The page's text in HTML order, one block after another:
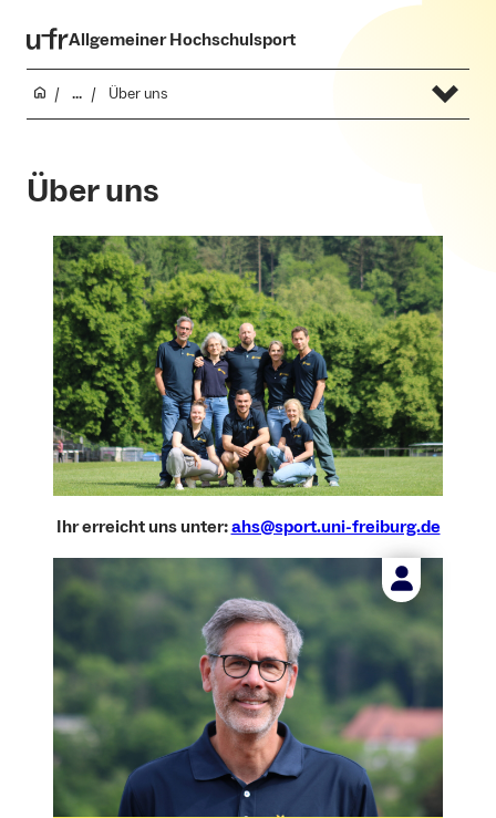
Allgemeiner Hochschulsport
... Über uns
Über uns
Ihr erreicht uns unter:ahs@sport.uni-freiburg.de